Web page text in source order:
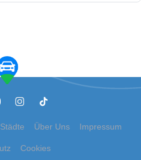
Städte Über Uns Impressum
Cookies